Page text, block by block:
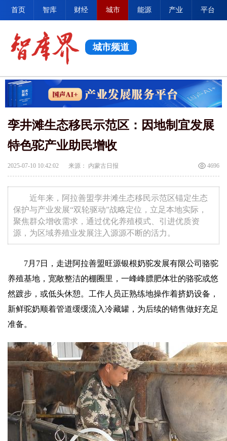
首页 智库 财经 城市 能源 产业 平台
城市频道
孪井滩生态移民示范区：因地制宜发展
特色驼产业助民增收
2025-07-10 10:42:02 来源： 内蒙古日报 4696
近年来，阿拉善盟孪井滩生态移民示范区锚定生态
保护与产业发展“双轮驱动”战略定位，立足本地实际，
聚焦群众增收需求，通过优化养殖模式、引进优质资
源，为区域养殖业发展注入源源不断的活力。
7月7日，走进阿拉善盟旺源银根奶驼发展有限公司骆驼
养殖基地，宽敞整洁的棚圈里，一峰峰膘肥体壮的骆驼或悠
然踱步，或低头休憩。工作人员正熟练地操作着挤奶设备，
新鲜驼奶顺着管道缓缓流入冷藏罐，为后续的销售做好充足
准备。